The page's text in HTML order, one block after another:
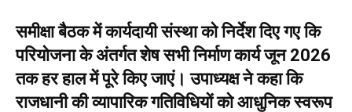
समीक्षा बैठक में कार्यदायी संस्था को निर्देश दिए गए कि
परियोजना के अंतर्गत शेष सभी निर्माण कार्य जून 2026
तक हर हाल में पूरे किए जाएं। उपाध्यक्ष ने कहा कि
राजधानी की व्यापारिक गतिविधियों को आधुनिक स्वरूप